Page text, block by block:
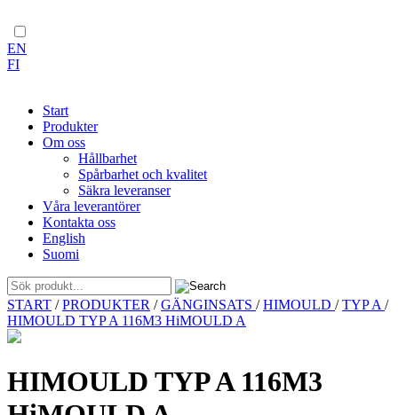
EN
FI
Start
Produkter
Om oss
Hållbarhet
Spårbarhet och kvalitet
Säkra leveranser
Våra leverantörer
Kontakta oss
English
Suomi
Skip
to
content
START /PRODUKTER /GÄNGINSATS /HIMOULD /TYP A /
HIMOULD TYP A 116M3 HiMOULD A
HIMOULD TYP A 116M3